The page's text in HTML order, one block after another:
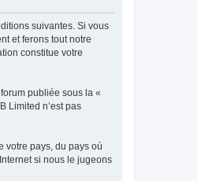
suivantes. Si vous
et ferons tout notre
constitue votre
publiée sous la «
Limited n’est pas
votre pays, du pays où
si nous le jugeons